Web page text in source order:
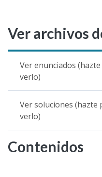
Ver archivos
Ver enunciados
verlo)
Ver soluciones
verlo)
Contenidos